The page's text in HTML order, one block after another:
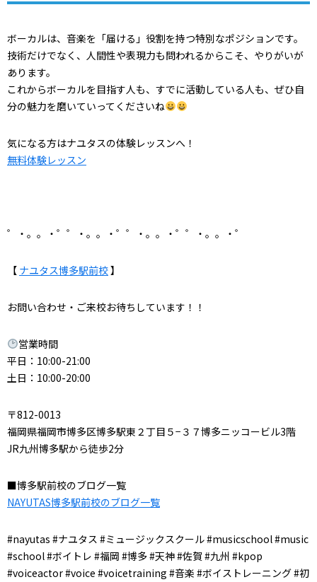
ボーカルは、音楽を「届ける」役割を持つ特別なポジションです。
技術だけでなく、人間性や表現力も問われるからこそ、やりがいが
あります。
これからボーカルを目指す人も、すでに活動している人も、ぜひ自
分の魅力を磨いていってくださいね
気になる方はナユタスの体験レッスンへ！
無料体験レッスン
゜・。。・゜゜・。。・゜゜・。。・゜゜・。。・゜
【 ナユタス博多駅前校】
お問い合わせ・ご来校お待ちしています！！
営業時間
平日：10:00-21:00
土日：10:00-20:00
〒812-0013
福岡県福岡市博多区博多駅東２丁目５−３７博多ニッコービル3階
JR九州博多駅から徒歩2分
■博多駅前校のブログ一覧
NAYUTAS博多駅前校のブログ一覧
#nayutas #ナユタス #ミュージックスクール #musicschool #music
#school #ボイトレ #福岡 #博多 #天神 #佐賀 #九州 #kpop
#voiceactor #voice #voicetraining #音楽 #ボイストレーニング #初